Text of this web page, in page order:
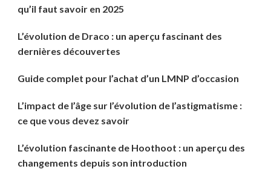
qu’il faut savoir en 2025
L’évolution de Draco : un aperçu fascinant des
dernières découvertes
Guide complet pour l’achat d’un LMNP d’occasion
L’impact de l’âge sur l’évolution de l’astigmatisme :
ce que vous devez savoir
L’évolution fascinante de Hoothoot : un aperçu des
changements depuis son introduction